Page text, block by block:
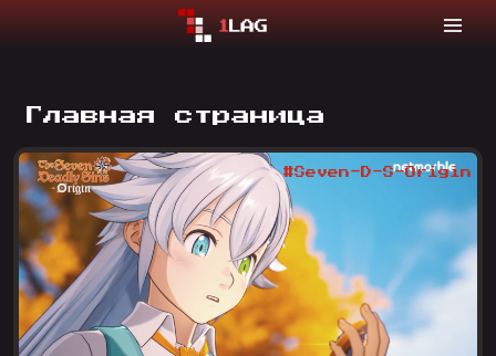
Главная страница
#Seven-D-S-Origin